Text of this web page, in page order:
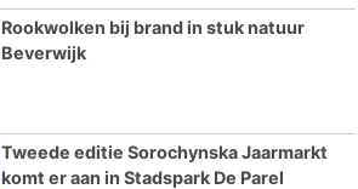
Rookwolken bij brand in stuk natuur
Beverwijk
Tweede editie Sorochynska Jaarmarkt
komt er aan in Stadspark De Parel